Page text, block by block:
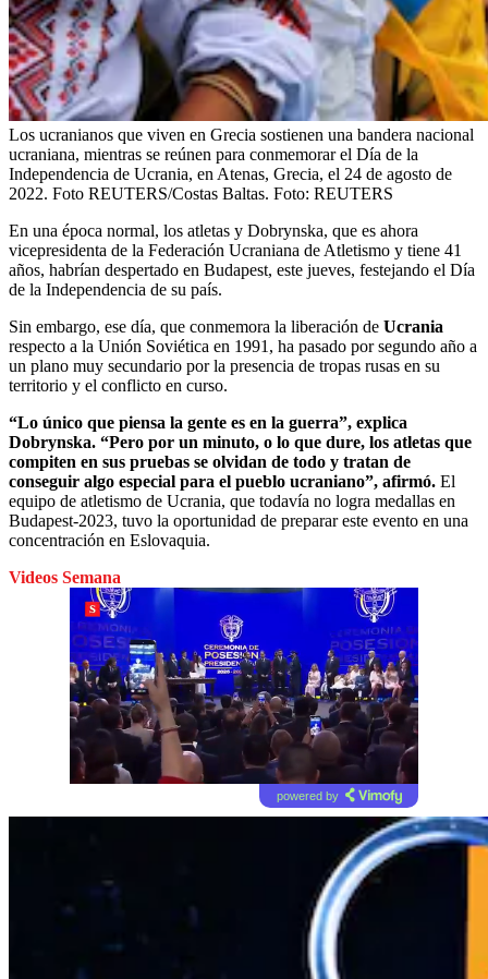
Los ucranianos que viven en Grecia sostienen una bandera nacional
ucraniana, mientras se reúnen para conmemorar el Día de la
Independencia de Ucrania, en Atenas, Grecia, el 24 de agosto de
2022. Foto REUTERS/Costas Baltas. Foto: REUTERS
En una época normal, los atletas y Dobrynska, que es ahora
vicepresidenta de la Federación Ucraniana de Atletismo y tiene 41
años, habrían despertado en Budapest, este jueves, festejando el Día
de la Independencia de su país.
Sin embargo, ese día, que conmemora la liberación de Ucrania
respecto a la Unión Soviética en 1991, ha pasado por segundo año a
un plano muy secundario por la presencia de tropas rusas en su
territorio y el conflicto en curso.
“Lo único que piensa la gente es en la guerra”, explica
Dobrynska. “Pero por un minuto, o lo que dure, los atletas que
compiten en sus pruebas se olvidan de todo y tratan de
conseguir algo especial para el pueblo ucraniano”, afirmó. El
equipo de atletismo de Ucrania, que todavía no logra medallas en
Budapest-2023, tuvo la oportunidad de preparar este evento en una
concentración en Eslovaquia.
Videos Semana
powered by